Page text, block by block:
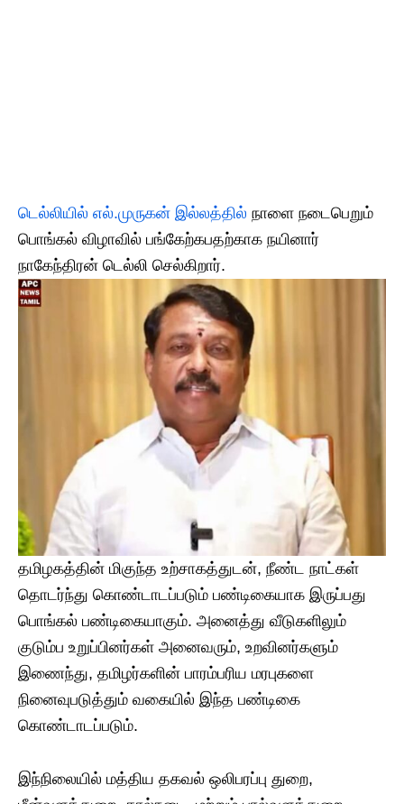
டெல்லியில் எல்.முருகன் இல்லத்தில் நாளை நடைபெறும்
பொங்கல் விழாவில் பங்கேற்கபதற்காக நயினார்
நாகேந்திரன் டெல்லி செல்கிறார்.
தமிழகத்தின் மிகுந்த உற்சாகத்துடன், நீண்ட நாட்கள்
தொடர்ந்து கொண்டாடப்படும் பண்டிகையாக இருப்பது
பொங்கல் பண்டிகையாகும். அனைத்து வீடுகளிலும்
குடும்ப உறுப்பினர்கள் அனைவரும், உறவினர்களும்
இணைந்து, தமிழர்களின் பாரம்பரிய மரபுகளை
நினைவுபடுத்தும் வகையில் இந்த பண்டிகை
கொண்டாடப்படும்.
இந்நிலையில் மத்திய தகவல் ஒலிபரப்பு துறை,